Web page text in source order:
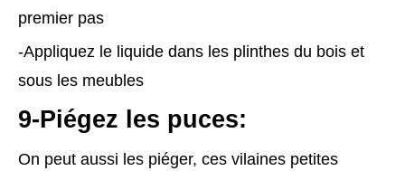
premier pas
-Appliquez le liquide dans les plinthes du bois et
sous les meubles
9-Piégez les puces:
On peut aussi les piéger, ces vilaines petites